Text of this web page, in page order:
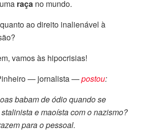
raça no mundo.
ao direito inalienável à
vamos às hipocrisias!
— jornalista —postou:
babam de ódio quando se
e maoísta com o nazismo?
para o pessoal.